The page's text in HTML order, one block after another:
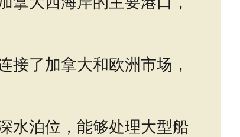
接了加拿大和欧洲市场，
水泊位，能够处理大型船